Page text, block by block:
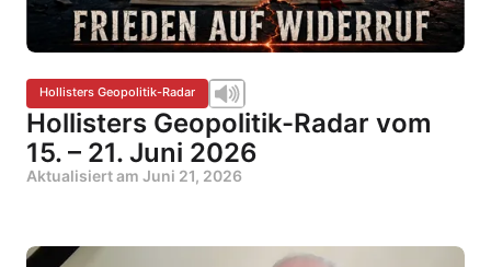
Hollisters Geopolitik-Radar
Hollisters Geopolitik-Radar vom
15. – 21. Juni 2026
Aktualisiert am Juni 21, 2026